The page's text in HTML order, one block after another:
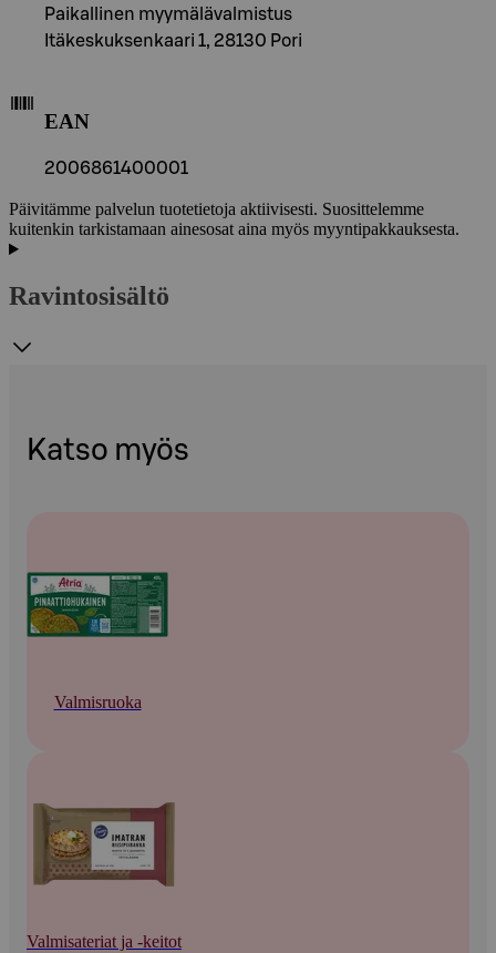
Paikallinen myymälävalmistus
Itäkeskuksenkaari 1, 28130 Pori
EAN
2006861400001
Päivitämme palvelun tuotetietoja aktiivisesti. Suosittelemme
kuitenkin tarkistamaan ainesosat aina myös myyntipakkauksesta.
Ravintosisältö
Katso myös
Valmisruoka
Valmisateriat ja -keitot